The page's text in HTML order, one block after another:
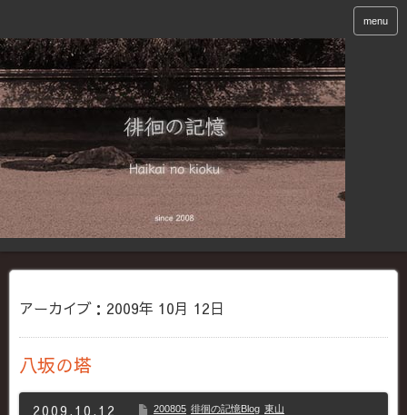
menu
アーカイブ：2009年 10月 12日
八坂の塔
2009.10.12 200805 徘徊の記憶Blog 東山